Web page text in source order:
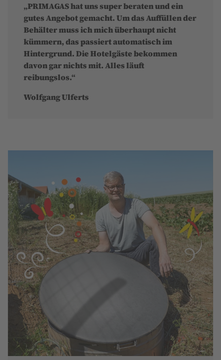
„PRIMAGAS hat uns super beraten und ein
gutes Angebot gemacht. Um das Auffüllen der
Behälter muss ich mich überhaupt nicht
kümmern, das passiert automatisch im
Hintergrund. Die Hotelgäste bekommen
davon gar nichts mit. Alles läuft
reibungslos.“
Wolfgang Ulferts